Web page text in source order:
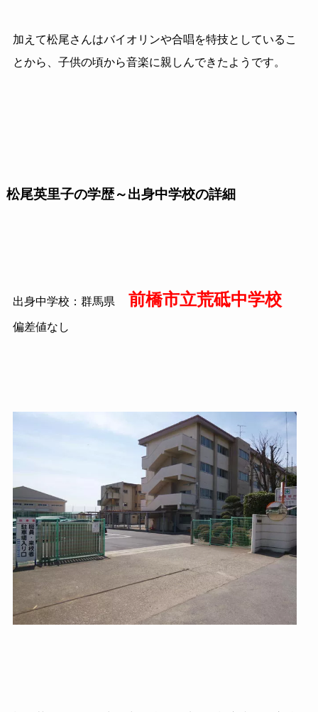
加えて松尾さんはバイオリンや合唱を特技としているこ
とから、子供の頃から音楽に親しんできたようです。
松尾英里子の学歴～出身中学校の詳細
出身中学校：群馬県 前橋市立荒砥中学校
偏差値なし